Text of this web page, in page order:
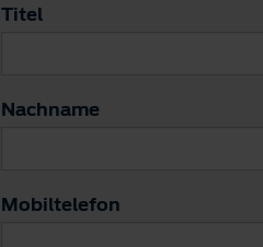
Titel
Nachname
Mobiltelefon